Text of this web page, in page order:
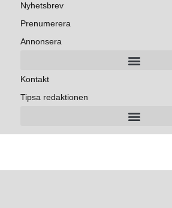
Nyhetsbrev
Prenumerera
Annonsera
Kontakt
Tipsa redaktionen